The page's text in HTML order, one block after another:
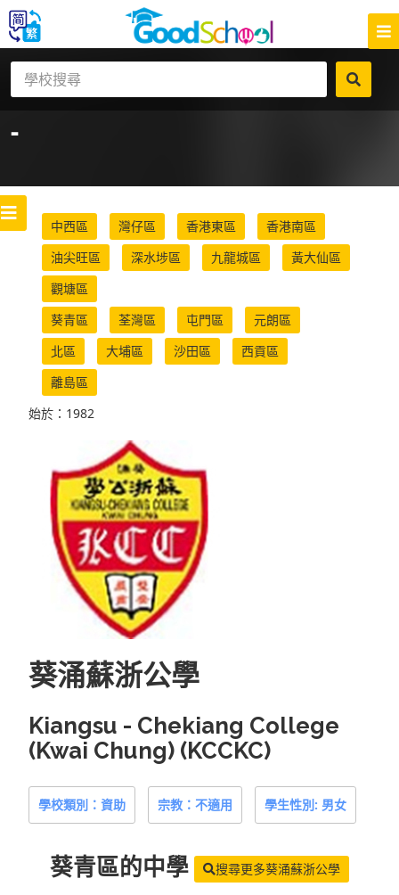
-
中西區 灣仔區 香港東區
香港南區
油尖旺區
深水埗區 九龍城區
黃大仙區
觀塘區
葵青區
荃灣區 屯門區
元朗區
北區
大埔區 沙田區
西貢區
離島區
始於：1982
葵涌蘇浙公學
Kiangsu - Chekiang College
(Kwai Chung) (KCCKC)
學校類別：資助 宗教：不適用 學生性別: 男女
葵青區的中學 搜尋更多葵涌蘇浙公學